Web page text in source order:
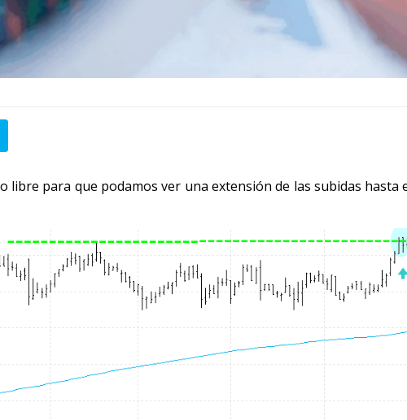
libre para que podamos ver una extensión de las subidas hasta